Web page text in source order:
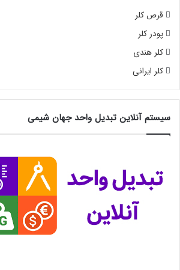
قرص کلر
پودر کلر
کلر هندی
کلر ایرانی
سیستم آنلاین تبدیل واحد جهان شیمی